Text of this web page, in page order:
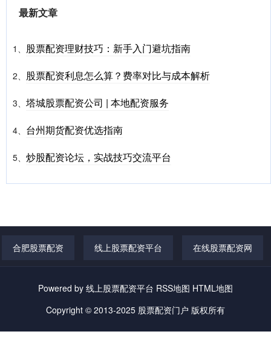
最新文章
1、 股票配资理财技巧：新手入门避坑指南
2、 股票配资利息怎么算？费率对比与成本解析
3、 塔城股票配资公司 | 本地配资服务
4、 台州期货配资优选指南
5、 炒股配资论坛，实战技巧交流平台
合肥股票配资 线上股票配资平台 在线股票配资网
Powered by 线上股票配资平台 RSS地图 HTML地图
Copyright © 2013-2025 股票配资门户 版权所有